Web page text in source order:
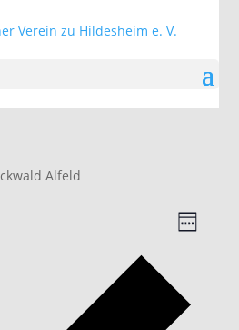
Alfeld
Woche